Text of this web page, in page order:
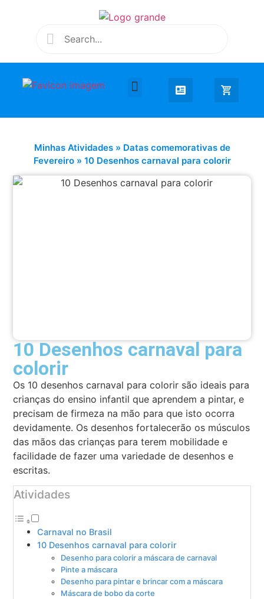
Minhas Atividades» Datas comemorativas de
Fevereiro» 10 Desenhos carnaval para colorir
10 Desenhos carnaval para
colorir
Os 10 desenhos carnaval para colorir são ideais para
crianças do ensino infantil que aprendem a pintar, e
precisam de firmeza na mão para que isto ocorra
devidamente. Os desenhos fortalecerão os músculos
das mãos das crianças para terem mobilidade e
facilidade de fazer uma variedade de desenhos e
escritas.
Atividades
Carnaval no Brasil
10 Desenhos carnaval para colorir
Desenho para colorir a máscara de carnaval
Pinte a máscara
Desenho para pintar e brincar com a máscara
Máscara de bobo da corte